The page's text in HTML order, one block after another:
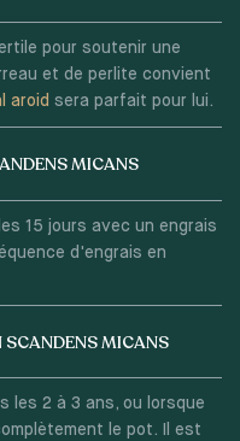
pour soutenir une
et de perlite convient
aroid sera parfait pour lui.
MICANS
15 jours avec un engrais
d'engrais en
SCANDENS MICANS
les 2 à 3 ans, ou lorsque
le pot. Il est